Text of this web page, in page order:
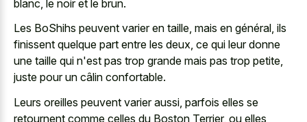
blanc, le noir et le brun.
Les BoShihs peuvent varier en taille, mais en général, ils
finissent quelque part entre les deux, ce qui leur donne
une taille qui n'est pas trop grande mais pas trop petite,
juste pour un câlin confortable.
Leurs oreilles peuvent varier aussi, parfois elles se
retournent comme celles du Boston Terrier, ou elles